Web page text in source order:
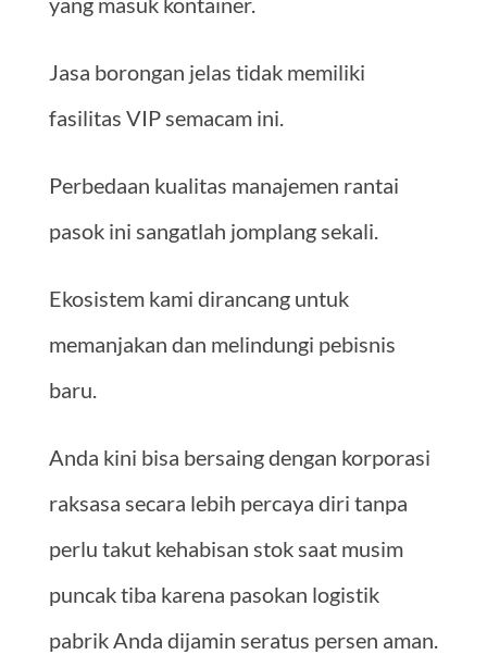
Jasa borongan jelas tidak memiliki
fasilitas VIP semacam ini.
Perbedaan kualitas manajemen rantai
pasok ini sangatlah jomplang sekali.
Ekosistem kami dirancang untuk
memanjakan dan melindungi pebisnis
baru.
Anda kini bisa bersaing dengan korporasi
raksasa secara lebih percaya diri tanpa
perlu takut kehabisan stok saat musim
puncak tiba karena pasokan logistik
pabrik Anda dijamin seratus persen aman.